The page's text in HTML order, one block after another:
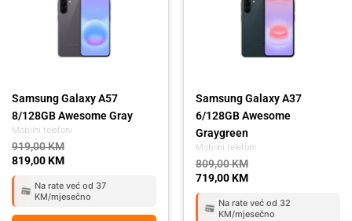
Mobilni telefoni
Samsung Galaxy A57
8/128GB Awesome Gray
919,00KM
919,00 KM.
819,00KM
819,00 KM.
Na rate već od 37
KM/mjesečno
Mobilni telefoni
Samsung Galaxy A37
6/128GB Awesome
Graygreen
809,00KM
809,00 KM.
719,00KM
719,00 KM.
Na rate već od 32
KM/mjesečno